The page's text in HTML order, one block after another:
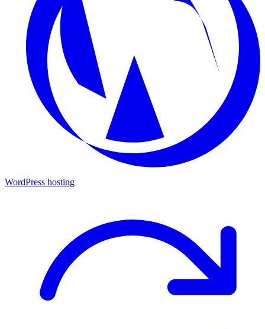
WordPress hosting